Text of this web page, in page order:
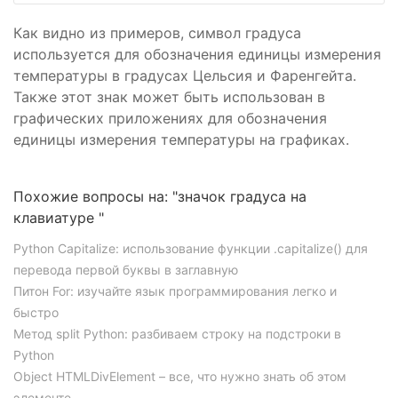
Как видно из примеров, символ градуса
используется для обозначения единицы измерения
температуры в градусах Цельсия и Фаренгейта.
Также этот знак может быть использован в
графических приложениях для обозначения
единицы измерения температуры на графиках.
Похожие вопросы на: "значок градуса на
клавиатуре "
Python Capitalize: использование функции .capitalize() для
перевода первой буквы в заглавную
Питон For: изучайте язык программирования легко и
быстро
Метод split Python: разбиваем строку на подстроки в
Python
Object HTMLDivElement – все, что нужно знать об этом